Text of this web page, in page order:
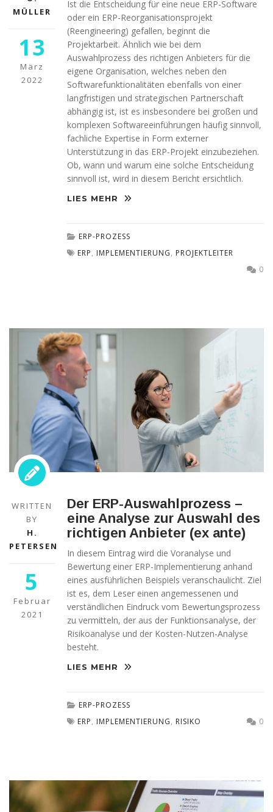
MÜLLER
13
März
2022
Ist die Entscheidung für eine neue ERP-Software
oder ein ERP-Reorganisationsprojekt
(Reengineering) gefallen, beginnt die
Projektarbeit. Ähnlich wie bei dem
Auswahlprozess des richtigen Anbieters für die
eigene Organisation, welches neben den
Softwarefunktionalitäten ebenfalls von einer
langfristigen und strategischen Partnerschaft
abhängig ist, ist es insbesondere bei großen und
komplexen Softwareeinführungen häufig sinnvoll,
fachliche Expertise in Form externer
Unterstützung in das ERP-Projekt einzubeziehen.
Ob, wann und warum eine solche Entscheidung
sinnvoll ist, wird in diesem Bericht ersichtlich.
LIES MEHR
ERP-PROZESS
ERP, IMPLEMENTIERUNG, PROJEKTLEITER
0
WRITTEN
BY
H.
PETERSEN
5
Februar
2021
Der ERP-Auswahlprozess –
eine Analyse zur Auswahl des
richtigen Anbieter (ex ante)
In diesem Eintrag wird die Voranalyse und
Bewertung einer ERP-Implementierung anhand
eines ausführlichen Beispiels veranschaulicht. Ziel
ist es, dem Leser einen angemessenen und
verständlichen Eindruck vom Bewertungsprozess
zu vermitteln, der aus der Funktionsanalyse, der
Risikoanalyse und der Kosten-Nutzen-Analyse
besteht.
LIES MEHR
ERP-PROZESS
ERP, IMPLEMENTIERUNG, RISIKO 0